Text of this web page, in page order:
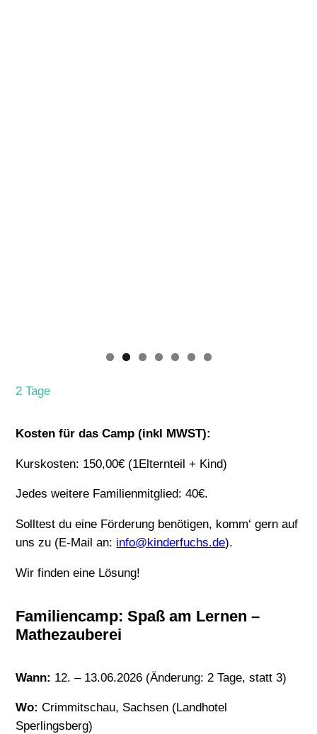
2 Tage
Kosten für das Camp (inkl MWST):
Kurskosten: 150,00€ (1Elternteil + Kind)
Jedes weitere Familienmitglied: 40€.
Solltest du eine Förderung benötigen, komm‘ gern auf
uns zu (E-Mail an: info@kinderfuchs.de).
Wir finden eine Lösung!
Familiencamp: Spaß am Lernen –
Mathezauberei
Wann: 12. – 13.06.2026 (Änderung: 2 Tage, statt 3)
Wo: Crimmitschau, Sachsen (Landhotel
Sperlingsberg)